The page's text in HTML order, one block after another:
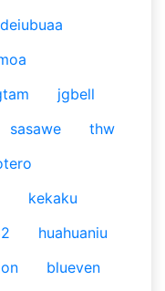
deiubuaa
jgbell
sasawe
thw
kekaku
huahuaniu
blueven